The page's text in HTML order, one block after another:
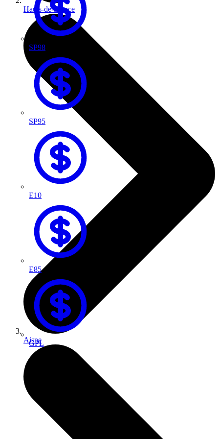
SP98
SP95
E10
E85
GPL
Hauts-de-France
Aisne